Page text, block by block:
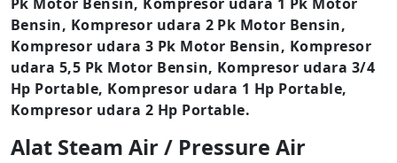
Bensin, Kompresor udara 2 Pk Motor Bensin,
Kompresor udara 3 Pk Motor Bensin, Kompresor
udara 5,5 Pk Motor Bensin, Kompresor udara 3/4
Hp Portable, Kompresor udara 1 Hp Portable,
Kompresor udara 2 Hp Portable.
Alat Steam Air / Pressure Air